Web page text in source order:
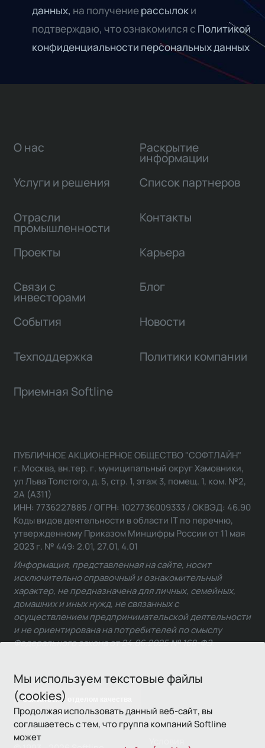
данных, на получениерассылоки
подтверждаю, что ознакомился с Политикой
конфиденциальности персональных данных
Мы используем текстовые файлы
(cookies)
Продолжая использовать данный веб-сайт, вы
соглашаетесь с тем, что группа компаний Softline
может
О нас
Услуги и решения
Отрасли
промышленности
Проекты
Связи с
инвесторами
Раскрытие
информации
Список партнеров
Контакты
Карьера
Блог
События Новости
Техподдержка Политики компании
Приемная Softline
Связаться с отделом качества
ПУБЛИЧНОЕ АКЦИОНЕРНОЕ ОБЩЕСТВО "СОФТЛАЙН"
г. Москва, вн.тер. г. муниципальный округ Хамовники,
ул Льва Толстого, д. 5, стр. 1, этаж 3, помещ. 1, ком. №2,
2А (А311)
ИНН: 7736227885 / ОГРН: 1027736009333 / ОКВЭД: 46.90
Коды видов деятельности в области IT по перечню,
утвержденному Приказом Минцифры России от 11 мая
2023 г. № 449: 2.01, 27.01, 4.01
Информация, представленная на сайте, носит
исключительно справочный и ознакомительный
характер, не предназначена для личных, семейных,
домашних и иных нужд, не связанных с
осуществлением предпринимательской деятельности
и не ориентирована на потребителей по смыслу
Федерального закона от 24.06.2025 № 168-ФЗ.